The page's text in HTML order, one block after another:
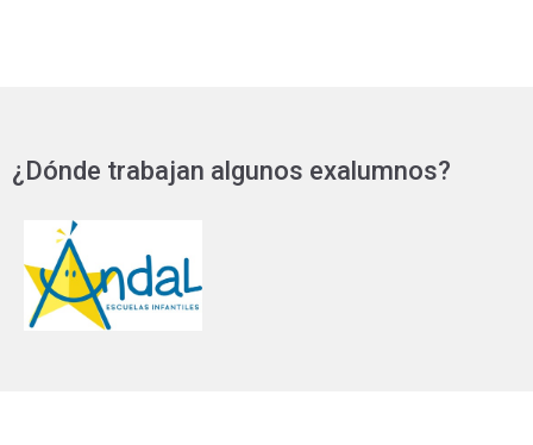
¿Dónde trabajan algunos exalumnos?